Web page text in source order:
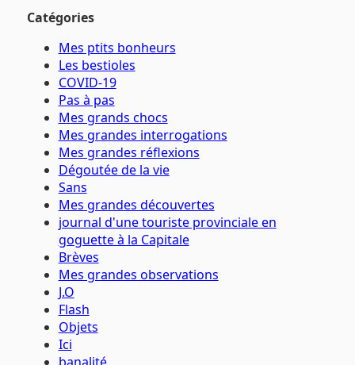
Catégories
Mes ptits bonheurs
Les bestioles
COVID-19
Pas à pas
Mes grands chocs
Mes grandes interrogations
Mes grandes réflexions
Dégoutée de la vie
Sans
Mes grandes découvertes
journal d'une touriste provinciale en
goguette à la Capitale
Brèves
Mes grandes observations
J.O
Flash
Objets
Ici